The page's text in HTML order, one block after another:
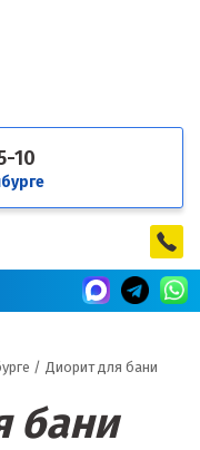
10
/ Диорит для бани
бани